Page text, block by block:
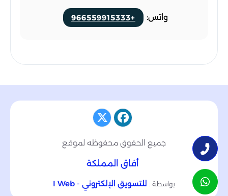
واتس: +966559915333
جميع الحقوق محفوظه لموقع
أفاق المملكة
بواسطة : للتسويق الإلكتروني - I Web